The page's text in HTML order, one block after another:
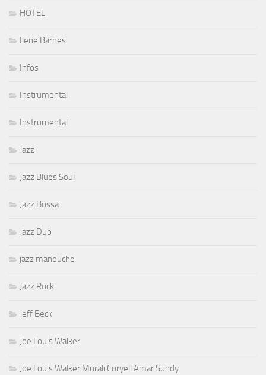
HOTEL
Ilene Barnes
Infos
Instrumental
Instrumental
Jazz
Jazz Blues Soul
Jazz Bossa
Jazz Dub
jazz manouche
Jazz Rock
Jeff Beck
Joe Louis Walker
Joe Louis Walker Murali Coryell Amar Sundy